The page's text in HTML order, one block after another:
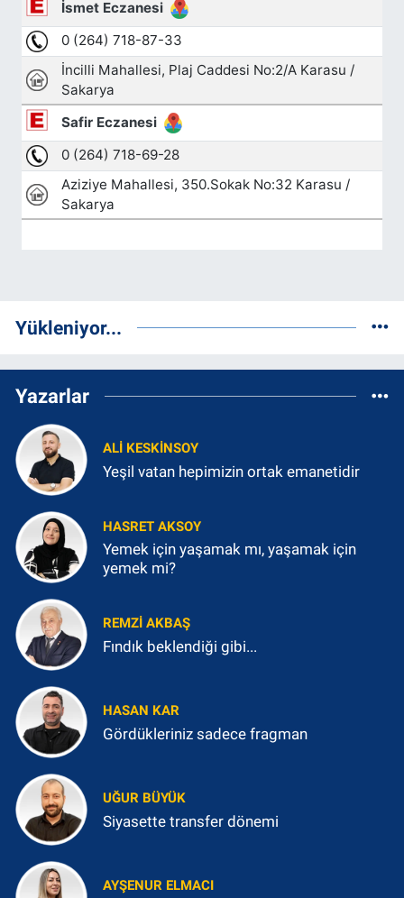
Yükleniyor...
Yazarlar
ALI KESKINSOY
Yeşil vatan hepimizin ortak emanetidir
HASRET AKSOY
Yemek için yaşamak mı, yaşamak için
yemek mi?
REMZI AKBAŞ
Fındık beklendiği gibi...
HASAN KAR
Gördükleriniz sadece fragman
UĞUR BÜYÜK
Siyasette transfer dönemi
AYŞENUR ELMACI